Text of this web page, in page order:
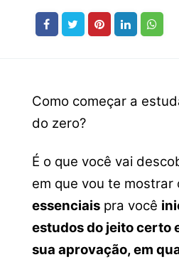
Como começar a
do zero?
É o que você vai
em que vou te mostrar
essenciaispra você
estudos do jeito certo
sua aprovação, em